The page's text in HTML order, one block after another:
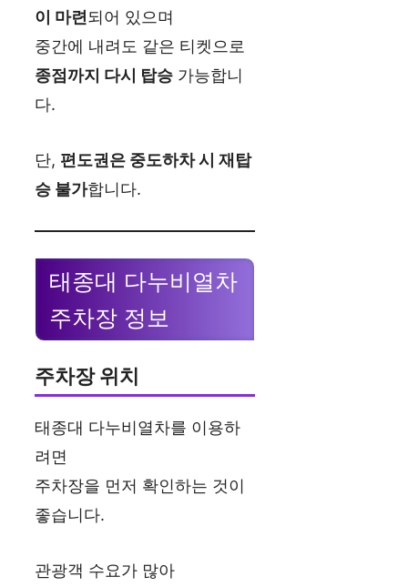
이 마련 되어 있으며
중간에 내려도 같은 티켓으로
종점까지 다시 탑승 가능합니
다.
단, 편도권은 중도하차 시 재탑
승 불가합니다.
태종대 다누비열차
주차장 정보
주차장 위치
태종대 다누비열차를 이용하
려면
주차장을 먼저 확인하는 것이
좋습니다.
관광객 수요가 많아